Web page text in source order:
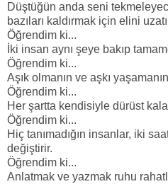
Düştüğün anda seni
bazıları kaldırmak için elini
Öğrendim ki...
İki insan aynı şeye bakıp
Öğrendim ki...
Aşık olmanın ve aşkı
Öğrendim ki...
Her şartta kendisiyle dürüst
Öğrendim ki...
Hiç tanımadığın insanlar, iki
değiştirir.
Öğrendim ki...
Anlatmak ve yazmak ruhu